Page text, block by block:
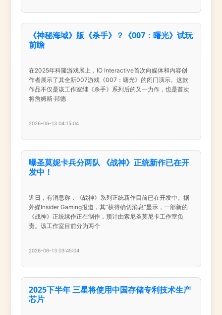
《神秘海域》版《杀手》？《007：曙光》试玩
前瞻
在2025年科隆游戏展上，IO Interactive首次向媒体和内容创
作者展示了其全新007游戏《007：曙光》的闭门演示。这款
作品不仅是该工作室继《杀手》系列后的又一力作，也是首次
将詹姆斯·邦德
2026-06-13 04:15:04
曝圣莫妮卡兵分两队 《战神》正统新作已在开
发中！
近日，有消息称，《战神》系列正统新作目前已在开发中。据
外媒Insider Gaming报道，其“获得确切消息”显示，一部新的
《战神》正统续作正在制作，预计由索尼圣莫尼卡工作室负
责。该工作室目前分为两个
2026-06-13 03:45:04
2025下半年 三星将使用中国存储专利技术生产
芯片